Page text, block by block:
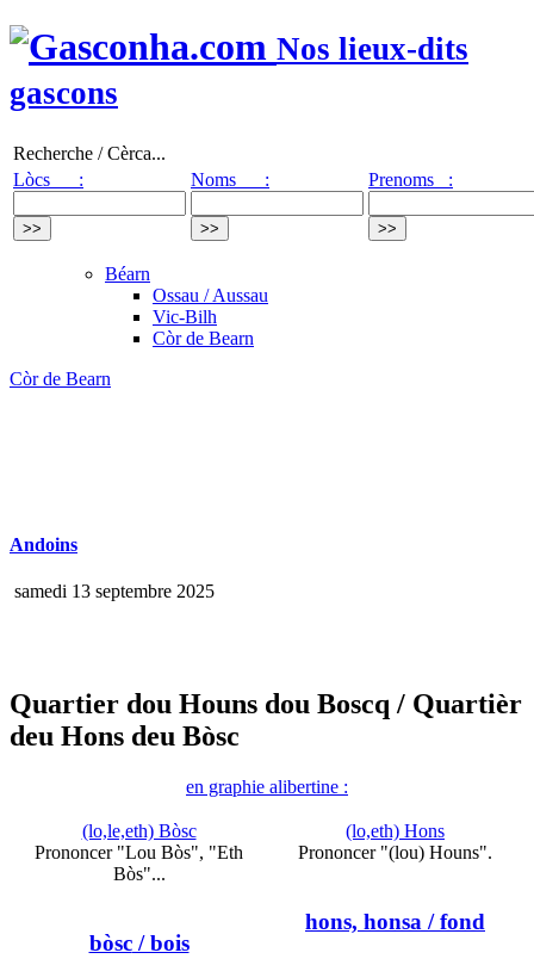
Nos lieux-dits
gascons
Recherche / Cèrca...
Lòcs :
Noms : Prenoms :
Béarn
Ossau / Aussau
Vic-Bilh
Còr de Bearn
Còr de Bearn
Andoins
samedi 13 septembre 2025
Quartier dou Houns dou Boscq / Quartièr
deu Hons deu Bòsc
en graphie alibertine :
(lo,le,eth) Bòsc
Prononcer "Lou Bòs", "Eth
Bòs"...
bòsc/ bois
(lo,eth) Hons
Prononcer "(lou) Houns".
hons, honsa / fond